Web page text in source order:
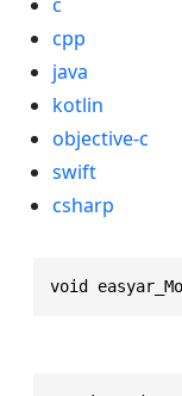
cpp
java
kotlin
objective-c
swift
csharp
void